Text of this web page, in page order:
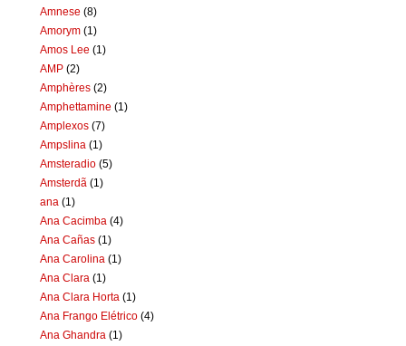
Amnese (8)
Amorym (1)
Amos Lee (1)
AMP (2)
Amphères (2)
Amphettamine (1)
Amplexos (7)
Ampslina (1)
Amsteradio (5)
Amsterdã (1)
ana (1)
Ana Cacimba (4)
Ana Cañas (1)
Ana Carolina (1)
Ana Clara (1)
Ana Clara Horta (1)
Ana Frango Elétrico (4)
Ana Ghandra (1)